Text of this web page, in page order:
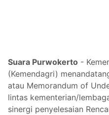
Suara Purwokerto -
(Kemendagri)
atau Memorandum of
lintas kementerian/
sinergi penyelesaian